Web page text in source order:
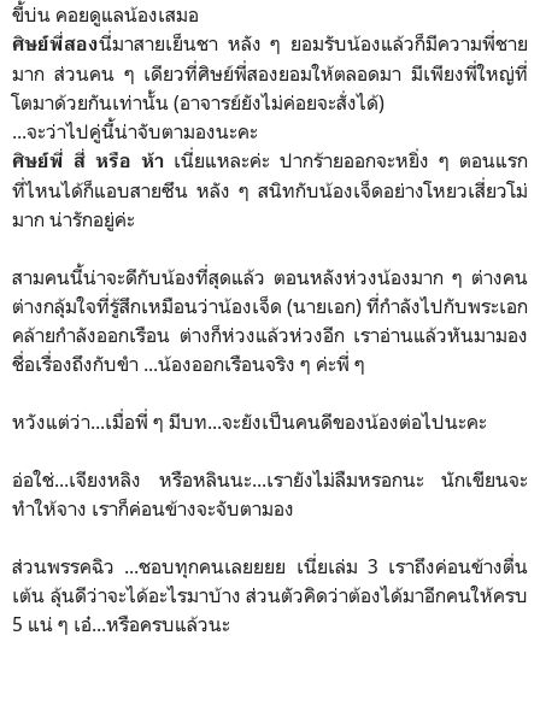
ขี้บ่น คอยดูแลน้องเสมอ
ศิษย์พี่สองนี่มาสายเย็นชา หลัง ๆ ยอมรับน้องแล้วก็มีความพี่ชาย
มาก ส่วนคน ๆ เดียวที่ศิษย์พี่สองยอมให้ตลอดมา มีเพียงพี่ใหญ่ที่
โตมาด้วยกันเท่านั้น (อาจารย์ยังไม่ค่อยจะสั่งได้)
...จะว่าไปคู่นี้น่าจับตามองนะคะ
ศิษย์พี่ สี่ หรือ ห้า เนี่ยแหละค่ะ ปากร้ายออกจะหยิ่ง ๆ ตอนแรก
ที่ไหนได้ก็แอบสายซึน หลัง ๆ สนิทกับน้องเจ็ดอย่างโหยวเสี่ยวโม่
มาก น่ารักอยู่ค่ะ
สามคนนี้น่าจะดีกับน้องที่สุดแล้ว ตอนหลังห่วงน้องมาก ๆ ต่างคน
ต่างกลุ้มใจที่รู้สึกเหมือนว่าน้องเจ็ด (นายเอก) ที่กำลังไปกับพระเอก
คล้ายกำลังออกเรือน ต่างก็ห่วงแล้วห่วงอีก เราอ่านแล้วหันมามอง
ชื่อเรื่องถึงกับขำ ...น้องออกเรือนจริง ๆ ค่ะพี่ ๆ
หวังแต่ว่า...เมื่อพี่ ๆ มีบท...จะยังเป็นคนดีของน้องต่อไปนะคะ
อ่อใช่...เจียงหลิง หรือหลินนะ...เรายังไม่ลืมหรอกนะ นักเขียนจะ
ทำให้จาง เราก็ค่อนข้างจะจับตามอง
ส่วนพรรคฉิว ...ชอบทุกคนเลยยยย เนี่ยเล่ม 3 เราถึงค่อนข้างตื่น
เต้น ลุ้นดีว่าจะได้อะไรมาบ้าง ส่วนตัวคิดว่าต้องได้มาอีกคนให้ครบ
5 แน่ ๆ เอ๋...หรือครบแล้วนะ